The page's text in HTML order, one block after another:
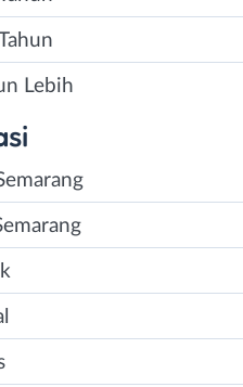
Lebih